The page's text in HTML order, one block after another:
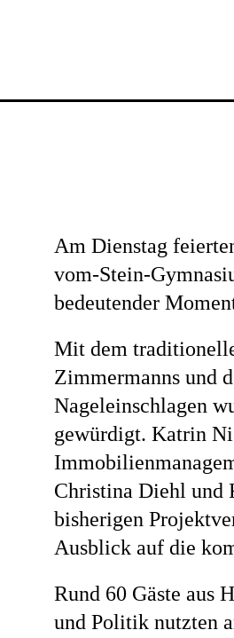
Profil
Projekte
Awards
Am Dienstag
vom-Stein-
bedeutender
Mit dem
Zimmermanns und
Nageleinschlagen
gewürdigt. Katrin
Christina Diehl und
bisherigen
Ausblick auf die
Rund 60 Gäste aus
und Politik nutzten